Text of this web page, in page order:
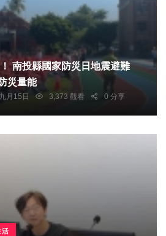
南投縣國家防災日地震避難
災量能
月15日 3,373 觀看 0 分享
活